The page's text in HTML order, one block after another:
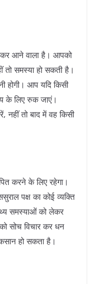
आने वाला है। आपको
तो समस्या हो सकती है।
होगी। आप यदि किसी
के लिए रुक जाएं।
तो बाद में वह किसी
करने के लिए रहेगा।
पक्ष का कोई व्यक्ति
समस्याओं को लेकर
सोच विचार कर धन
हो सकता है।